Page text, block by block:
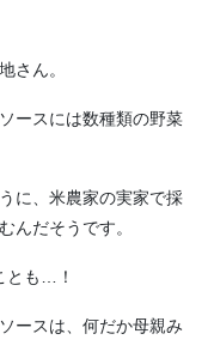
さん。
ースには数種類の野菜
に、米農家の実家で採
んだそうです。
とも…！
ースは、何だか母親み